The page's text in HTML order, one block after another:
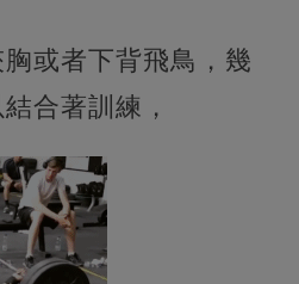
或者下背飛鳥，幾
合著訓練，